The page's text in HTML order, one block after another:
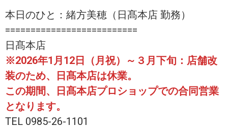
本日のひと：緒方美穂（日髙本店 勤務）
==========================
日髙本店
※2026年1月12日（月祝）～３月下旬：店舗改
装のため、日髙本店は休業。
この期間、日髙本店プロショップでの合同営業
となります。
TEL 0985-26-1101